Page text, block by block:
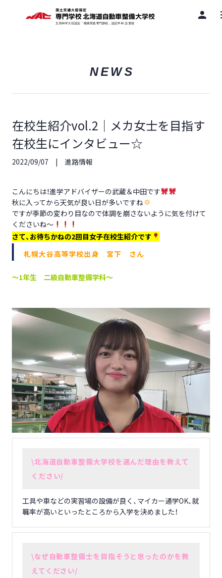
person
NEWS
在校生紹介vol.2｜メカ女士を目指す
在校生にインタビュー☆
2022/09/07 進路情報
こんにちは！進学アドバイザーの武蔵＆中田です
秋に入ってから天気が良い日が多いですね
ですが季節の変わり目なので体調を崩さないように気を付けて
くださいね～
さて、お待ちかねの2回目女子在校生紹介です
札幌大谷高等学校出身 宮下 さん
～1年生 二級自動車整備学科～
\北海道自動車整備大学校を選んだ理由を教えて
ください/
工具や車などの実習場の設備が良く、マイカー通学OK、就
職率が高いといったところから入学を決めました！
\なぜ自動車整備士を目指そうと思ったのかを教
えてください/